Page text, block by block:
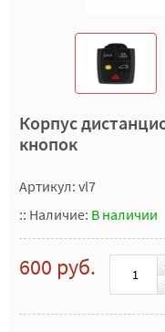
Корпус
кнопок
Артикул: vl7
:: Наличие: В наличии
600 руб.